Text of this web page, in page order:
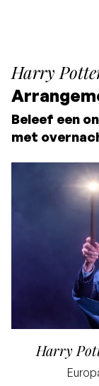
Harry
Beleef een
met
Harry
en